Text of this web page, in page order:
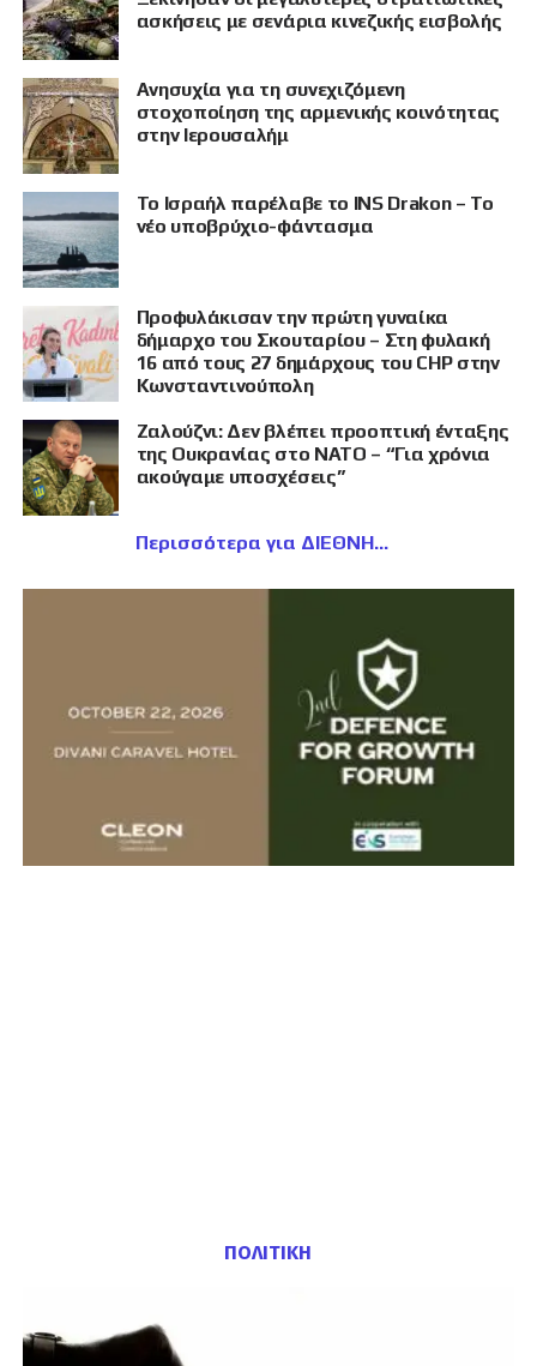
ασκήσεις με σενάρια κινεζικής εισβολής
Ανησυχία για τη συνεχιζόμενη
στοχοποίηση της αρμενικής κοινότητας
στην Ιερουσαλήμ
Το Ισραήλ παρέλαβε το INS Drakon – Το
νέο υποβρύχιο-φάντασμα
Προφυλάκισαν την πρώτη γυναίκα
δήμαρχο του Σκουταρίου – Στη φυλακή
16 από τους 27 δημάρχους του CHP στην
Κωνσταντινούπολη
Ζαλούζνι: Δεν βλέπει προοπτική ένταξης
της Ουκρανίας στο ΝΑΤΟ – “Για χρόνια
ακούγαμε υποσχέσεις”
Περισσότερα για ΔΙΕΘΝΗ
ΠΟΛΙΤΙΚΗ